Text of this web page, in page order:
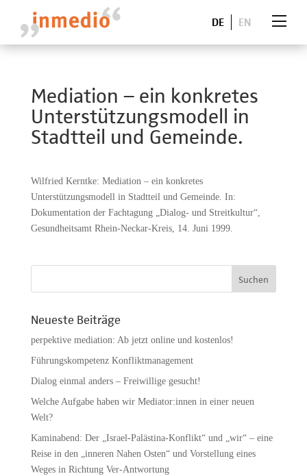
DE EN
Mediation – ein konkretes
Unterstützungsmodell in
Stadtteil und Gemeinde.
Wilfried Kerntke: Mediation – ein konkretes
Unterstützungsmodell in Stadtteil und Gemeinde. In:
Dokumentation der Fachtagung „Dialog- und Streitkultur“,
Gesundheitsamt Rhein-Neckar-Kreis, 14. Juni 1999.
Neueste Beiträge
perpektive mediation: Ab jetzt online und kostenlos!
Führungskompetenz Konfliktmanagement
Dialog einmal anders – Freiwillige gesucht!
Welche Aufgabe haben wir Mediator:innen in einer neuen
Welt?
Kaminabend: Der „Israel-Palästina-Konflikt“ und „wir“ – eine
Reise in den „inneren Nahen Osten“ und Vorstellung eines
Weges in Richtung Ver-Antwortung